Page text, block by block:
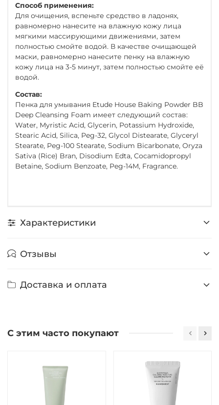
Способ применения:
Для очищения, вспеньте средство в ладонях,
равномерно нанесите на влажную кожу лица
мягкими массирующими движениями, затем
полностью смойте водой. В качестве очищающей
маски, равномерно нанесите пенку на влажную
кожу лица на 3-5 минут, затем полностью смойте её
водой.
Состав:
Пенка для умывания Etude House Baking Powder BB
Deep Cleansing Foam имеет следующий состав:
Water, Myristic Acid, Glycerin, Potassium Hydroxide,
Stearic Acid, Silica, Peg-32, Glycol Distearate, Glyceryl
Stearate, Peg-100 Stearate, Sodium Bicarbonate, Oryza
Sativa (Rice) Bran, Disodium Edta, Cocamidopropyl
Betaine, Sodium Benzoate, Peg-14M, Fragrance.
Характеристики
Отзывы
Доставка и оплата
С этим часто покупают